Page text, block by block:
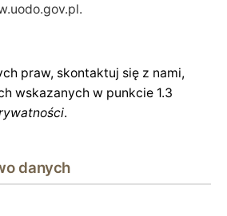
praw, skontaktuj się z nami,
wskazanych w punkcie 1.3
.
danych